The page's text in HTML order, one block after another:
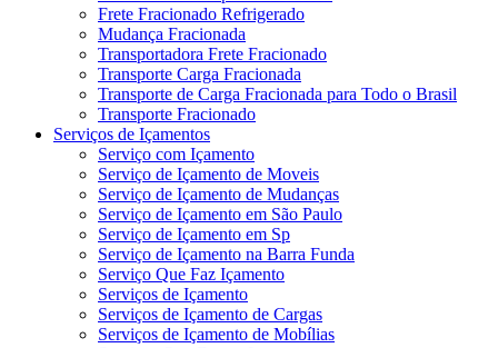
Frete Fracionado Refrigerado
Mudança Fracionada
Transportadora Frete Fracionado
Transporte Carga Fracionada
Transporte de Carga Fracionada para Todo o Brasil
Transporte Fracionado
Serviços de Içamentos
Serviço com Içamento
Serviço de Içamento de Moveis
Serviço de Içamento de Mudanças
Serviço de Içamento em São Paulo
Serviço de Içamento em Sp
Serviço de Içamento na Barra Funda
Serviço Que Faz Içamento
Serviços de Içamento
Serviços de Içamento de Cargas
Serviços de Içamento de Mobílias